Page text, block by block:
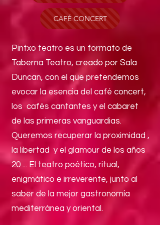
CAFÉ CONCERT
Pintxo teatro es un formato de
Taberna Teatro, creado por Sala
Duncan, con el que pretendemos
evocar la esencia del café concert,
los cafés cantantes y el cabaret
de las primeras vanguardias.
Queremos recuperar la proximidad ,
la libertad y el glamour de los años
20 ... El teatro poético, ritual,
enigmático e irreverente, junto al
saber de la mejor gastronomía
mediterránea y oriental.